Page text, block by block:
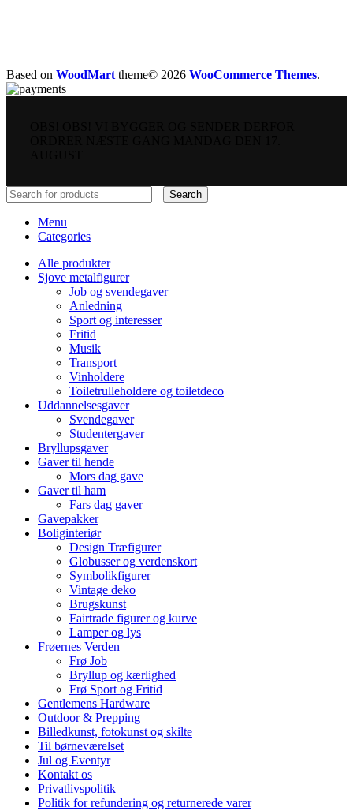
Based on WoodMart theme© 2026 WooCommerce Themes.
Search
Menu
Categories
Alle produkter
Sjove metalfigurer
Job og svendegaver
Anledning
Sport og interesser
Fritid
Musik
Transport
Vinholdere
Toiletrulleholdere og toiletdeco
Uddannelsesgaver
Svendegaver
Studentergaver
Bryllupsgaver
Gaver til hende
Mors dag gave
Gaver til ham
Fars dag gaver
Gavepakker
Boliginteriør
Design Træfigurer
Globusser og verdenskort
Symbolikfigurer
Vintage deko
Brugskunst
Fairtrade figurer og kurve
Lamper og lys
Frøernes Verden
Frø Job
Bryllup og kærlighed
Frø Sport og Fritid
Gentlemens Hardware
Outdoor & Prepping
Billedkunst, fotokunst og skilte
Til børneværelset
Jul og Eventyr
Kontakt os
Privatlivspolitik
Politik for refundering og returnerede varer